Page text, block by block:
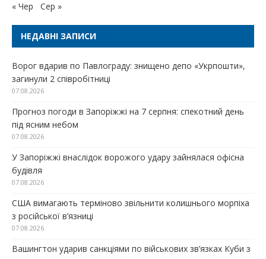
« Чер Сер »
НЕДАВНІ ЗАПИСИ
Ворог вдарив по Павлограду: знищено депо «Укрпошти»,
загинули 2 співробітниці
07.08.2026
Прогноз погоди в Запоріжжі на 7 серпня: спекотний день
під ясним небом
07.08.2026
У Запоріжжі внаслідок ворожого удару зайнялася офісна
будівля
07.08.2026
США вимагають терміново звільнити колишнього морпіха
з російської в’язниці
07.08.2026
Вашингтон ударив санкціями по військових зв’язках Куби з